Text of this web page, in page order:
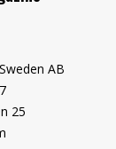
AB
25